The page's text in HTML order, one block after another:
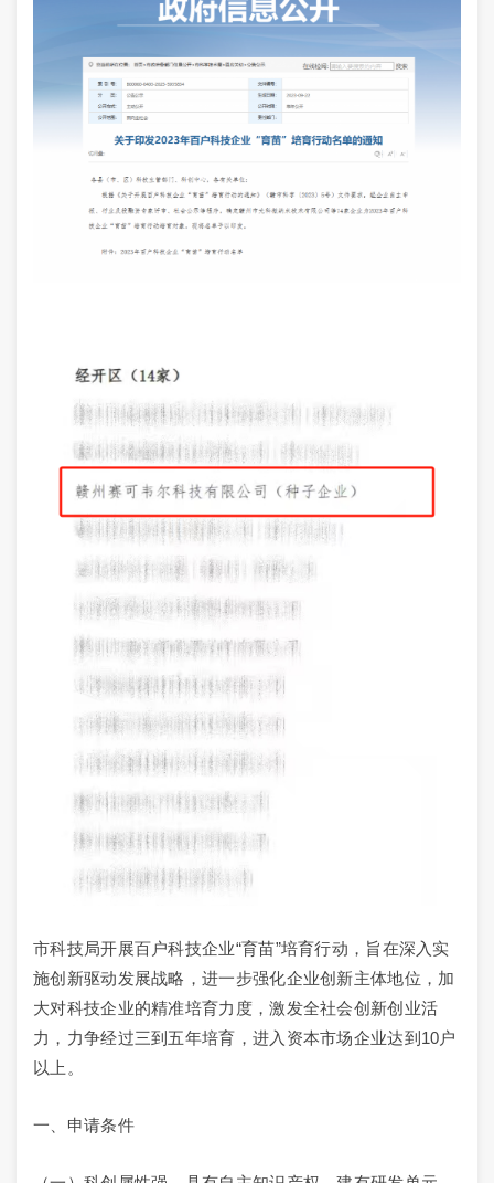
市科技局开展百户科技企业“育苗”培育行动，旨在深入实
施创新驱动发展战略，进一步强化企业创新主体地位，加
大对科技企业的精准培育力度，激发全社会创新创业活
力，力争经过三到五年培育，进入资本市场企业达到10户
以上。
一、申请条件